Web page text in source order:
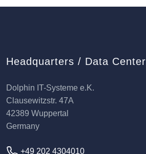
Headquarters / Data Center
Dolphin IT-Systeme e.K.
Clausewitzstr. 47A
42389 Wuppertal
Germany
+49 202 4304010